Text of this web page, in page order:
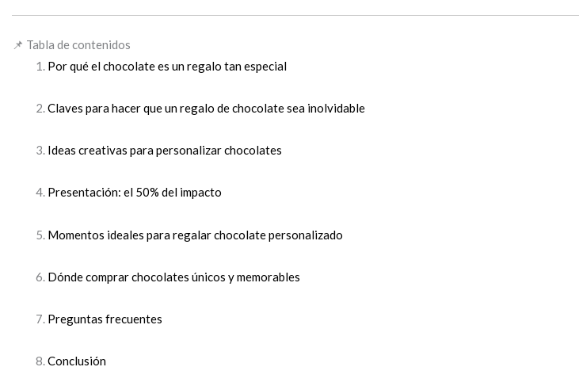
📌 Tabla de contenidos
Por qué el chocolate es un regalo tan especial
Claves para hacer que un regalo de chocolate sea inolvidable
Ideas creativas para personalizar chocolates
Presentación: el 50% del impacto
Momentos ideales para regalar chocolate personalizado
Dónde comprar chocolates únicos y memorables
Preguntas frecuentes
Conclusión